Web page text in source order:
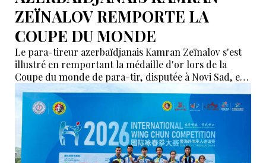
ZEÏNALOV REMPORTE LA
COUPE DU MONDE
Le para-tireur azerbaïdjanais Kamran Zeïnalov s'est
illustré en remportant la médaille d'or lors de la
Coupe du monde de para-tir, disputée à Novi Sad, en
Serbie.